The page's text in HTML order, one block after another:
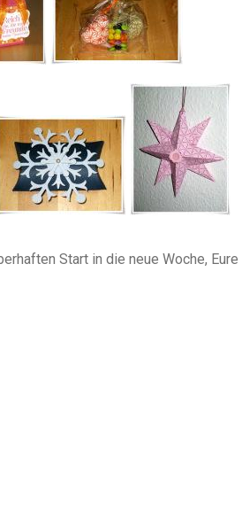
Start in die neue Woche, Eure